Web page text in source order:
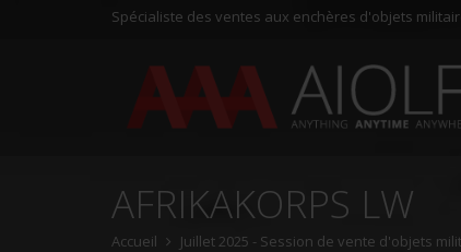
Spécialiste des ventes aux enchères d'objets
AFRIKAKORPS LW
Accueil Juillet 2025 - Session de vente d'objets